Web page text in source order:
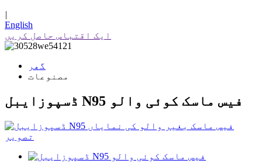
|
English
ایک اقتباس حاصل کریں
گھر
مصنوعات
ڈسپوزایبل N95 فیس ماسک کوئی والو